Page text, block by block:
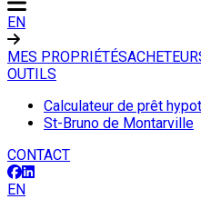
EN
MES PROPRIÉTÉS
OUTILS
Calculateur de prêt
St-Bruno de Montarville
CONTACT
EN